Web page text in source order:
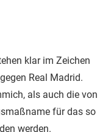
klar im Zeichen
Real Madrid.
als auch die von
für das so
werden.